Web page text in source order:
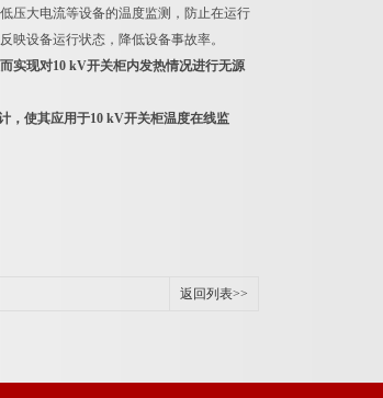
压大电流等设备的温度监测，防止在运行
映设备运行状态，降低设备事故率。
实现对10 kV开关柜内发热情况进行无源
，使其应用于10 kV开关柜温度在线监
返回列表>>